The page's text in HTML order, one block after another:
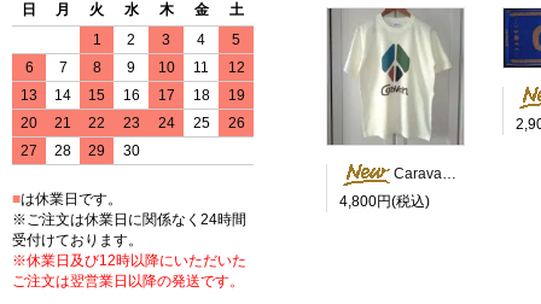
Caravan Peace Tシャツ
4,800円(税込)
日
月 火 水 木 金
土
1
2 3 4
5
6
7 8 9 10 11
12
13
14 15 16 17 18
19
20
21 22 23 24 25
26
27
28 29 30
■は休業日です。
※ご注文は休業日に関係なく24時間
受付けております。
※休業日及び12時以降にいただいた
ご注文は翌営業日以降の発送です。